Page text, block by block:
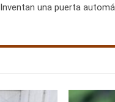
Inventan una puerta